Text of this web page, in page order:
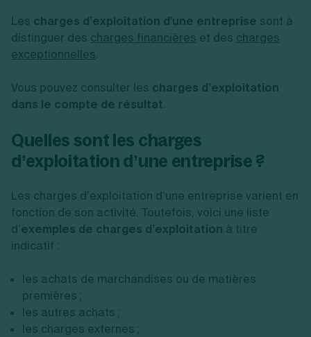
Les charges d’exploitation d'une entreprise sont à
distinguer des charges financières et des charges
exceptionnelles.
Vous pouvez consulter les charges d’exploitation
dans le compte de résultat.
Quelles sont les charges
d’exploitation d’une entreprise ?
Les charges d’exploitation d’une entreprise varient en
fonction de son activité. Toutefois, voici une liste
d’exemples de charges d’exploitation à titre
indicatif :
les achats de marchandises ou de matières
premières ;
les autres achats ;
les charges externes ;